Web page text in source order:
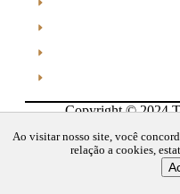
Copyright © 2024
Ao visitar nosso site, você
relação a cookies,